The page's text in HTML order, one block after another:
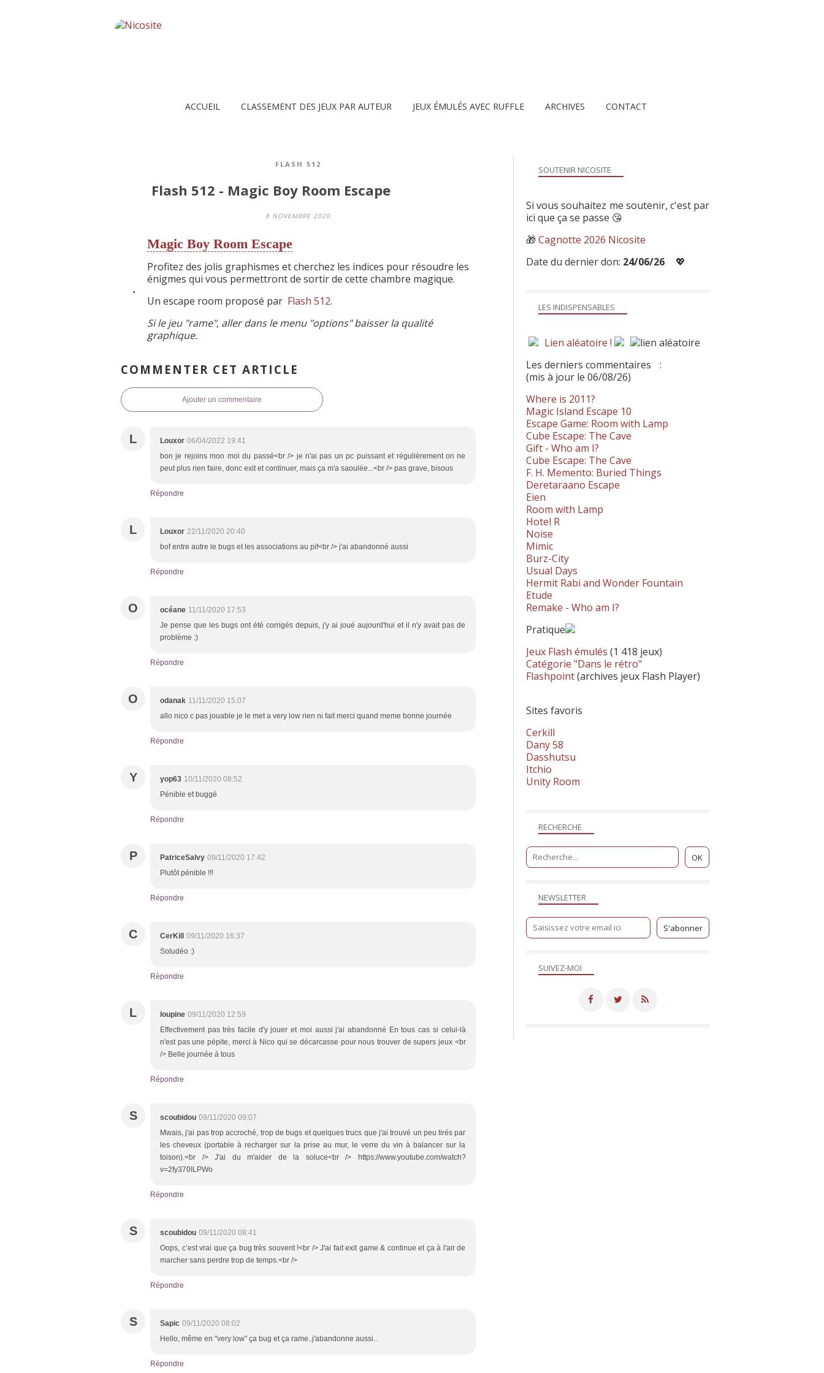
ACCUEIL CLASSEMENT DES JEUX PAR AUTEUR JEUX ÉMULÉS AVEC RUFFLE ARCHIVES CONTACT
FLASH 512
Flash 512 - Magic Boy Room Escape
8 NOVEMBRE 2020
Magic Boy Room Escape
Profitez des jolis graphismes et cherchez les indices pour résoudre les
énigmes qui vous permettront de sortir de cette chambre magique.
Un escape room proposé par Flash 512.
Si le jeu "rame", aller dans le menu "options" baisser la qualité
graphique.
COMMENTER CET ARTICLE
Ajouter un commentaire
L Louxor 06/04/2022 19:41
bon je rejoins mon moi du passé<br /> je n'ai pas un pc puissant et régulièrement on ne
peut plus rien faire, donc exit et continuer, mais ça m'a saoulée...<br /> pas grave, bisous
Répondre
L Louxor 22/11/2020 20:40
bof entre autre le bugs et les associations au pif<br /> j'ai abandonné aussi
Répondre
O océane 11/11/2020 17:53
Je pense que les bugs ont été corrigés depuis, j'y ai joué aujourd'hui et il n'y avait pas de
problème :)
Répondre
O odanak 11/11/2020 15:07
allo nico c pas jouable je le met a very low rien ni fait merci quand meme bonne journée
Répondre
Y yop63 10/11/2020 08:52
Pénible et buggé
Répondre
P PatriceSalvy 09/11/2020 17:42
Plutôt pénible !!!
Répondre
C CerKill
09/11/2020 16:37
Soludéo :)
Répondre
L loupine 09/11/2020 12:59
Effectivement pas très facile d'y jouer et moi aussi j'ai abandonné En tous cas si celui-là
n'est pas une pépite, merci à Nico qui se décarcasse pour nous trouver de supers jeux <br
/> Belle journée à tous
Répondre
S scoubidou 09/11/2020 09:07
Mwais, j'ai pas trop accroché, trop de bugs et quelques trucs que j'ai trouvé un peu tirés par
les cheveux (portable à recharger sur la prise au mur, le verre du vin à balancer sur la
toison).<br /> J'ai du m'aider de la soluce<br /> https://www.youtube.com/watch?
v=2fy370ILPWo
Répondre
S scoubidou 09/11/2020 08:41
Oops, c’est vrai que ça bug très souvent !<br /> J'ai fait exit game & continue et ça à l'air de
marcher sans perdre trop de temps.<br />
Répondre
S Sapic 09/11/2020 08:02
Hello, même en "very low" ça bug et ça rame..j'abandonne aussi..
Répondre
NEWSLETTER
SUIVEZ-MOI
RECHERCHE
LES INDISPENSABLES
Lien aléatoire !
Les derniers commentaires
:
(mis à jour le 06/08/26)
Where is 2011?
Magic Island Escape 10
Escape Game: Room with Lamp
Cube Escape: The Cave
Gift - Who am I?
Cube Escape: The Cave
F. H. Memento: Buried Things
Deretaraano Escape
Eien
Room with Lamp
Hotel R
Noise
Mimic
Burz-City
Usual Days
Hermit Rabi and Wonder Fountain
Etude
Remake - Who am I?
Pratique
Jeux Flash émulés (1 418 jeux)
Catégorie "Dans le rétro"
Flashpoint(archives jeux Flash Player)
Sites favoris
Cerkill
Dany 58
Dasshutsu
Itchio
Unity Room
SOUTENIR NICOSITE
Si vous souhaitez me soutenir, c'est par
ici que ça se passe 😘
🎁 Cagnotte 2026 Nicosite
Date du dernier don: 24/06/26 💖